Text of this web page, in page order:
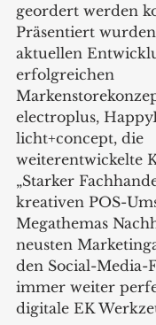
geordert werden
Präsentiert
aktuellen
erfolgreichen
electroplus,
licht+concept, die
weiterentwickelte
„Starker
kreativen POS-
Megathemas
neusten
den Social-Media-
immer weiter
digitale EK